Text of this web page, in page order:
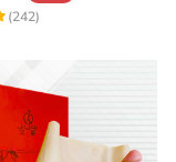
(242)